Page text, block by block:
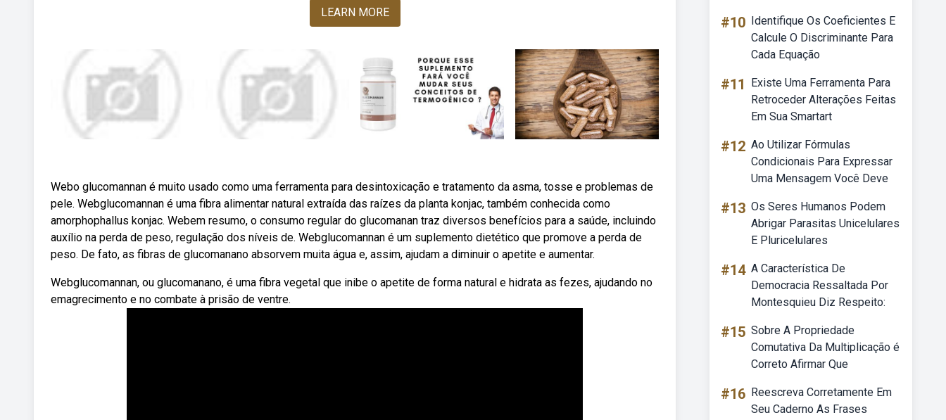
LEARN MORE
Webo glucomannan é muito usado como uma ferramenta para desintoxicação e tratamento da asma, tosse e problemas de
pele. Webglucomannan é uma fibra alimentar natural extraída das raízes da planta konjac, também conhecida como
amorphophallus konjac. Webem resumo, o consumo regular do glucomanan traz diversos benefícios para a saúde, incluindo
auxílio na perda de peso, regulação dos níveis de. Webglucomannan é um suplemento dietético que promove a perda de
peso. De fato, as fibras de glucomanano absorvem muita água e, assim, ajudam a diminuir o apetite e aumentar.
Webglucomannan, ou glucomanano, é uma fibra vegetal que inibe o apetite de forma natural e hidrata as fezes, ajudando no
emagrecimento e no combate à prisão de ventre.
#10 Identifique Os Coeficientes E
Calcule O Discriminante Para
Cada Equação
#11
Existe Uma Ferramenta Para
Retroceder Alterações Feitas
Em Sua Smartart
#12 Ao Utilizar Fórmulas
Condicionais Para Expressar
Uma Mensagem Você Deve
#13 Os Seres Humanos Podem
Abrigar Parasitas Unicelulares
E Pluricelulares
#14 A Característica De
Democracia Ressaltada Por
Montesquieu Diz Respeito:
#15 Sobre A Propriedade
Comutativa Da Multiplicação é
Correto Afirmar Que
#16 Reescreva Corretamente Em
Seu Caderno As Frases